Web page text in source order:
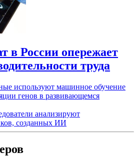
в России опережает
труда
используют машинное обучение
генов в развивающемся
анализируют
созданных ИИ